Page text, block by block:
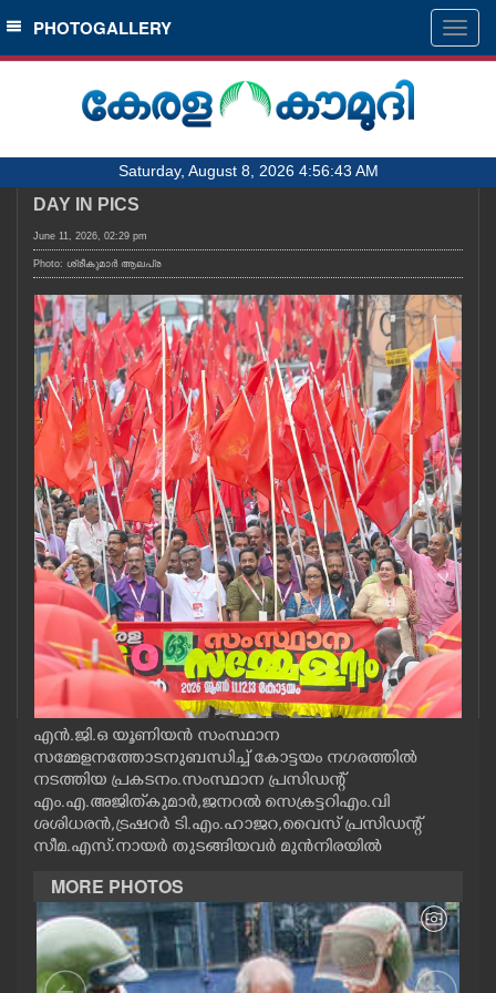
SECTIONS
HOME
NOTIFIED NEWS
KERALA
LOCAL
OBITUARY
NEWS 360
CASE DIARY
CINEMA
OPINION
PHOTOS
LIFESTYLE
SPIRITUAL
INFO+
ART
PHOTOGALLERY
Saturday, August 8, 2026 4:56:43 AM
DAY IN PICS
June 11, 2026, 02:29 pm
Photo: ശ്രീകുമാർ ആലപ്ര
എൻ.ജി.ഒ യൂണിയൻ സംസ്ഥാന
സമ്മേളനത്തോടനുബന്ധിച്ച് കോട്ടയം നഗരത്തിൽ
നടത്തിയ പ്രകടനം.സംസ്ഥാന പ്രസിഡന്റ്
എം.എ.അജിത്‌കുമാർ,ജനറൽ സെക്രട്ടറിഎം.വി
ശശിധരൻ,ട്രഷറർ ടി.എം.ഹാജറ,വൈസ് പ്രസിഡന്റ്
സീമ.എസ്.നായർ തുടങ്ങിയവർ മുൻനിരയിൽ
MORE PHOTOS